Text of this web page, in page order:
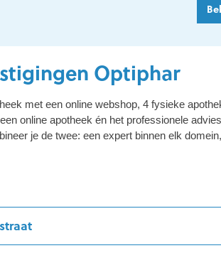
Optiphar
met een online webshop, 4 fysieke
online apotheek én het professionele
je de twee: een expert binnen elk